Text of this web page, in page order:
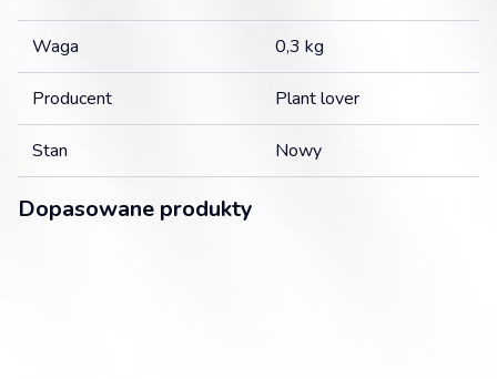
Waga 0,3 kg
Producent Plant lover
Stan Nowy
Dopasowane produkty